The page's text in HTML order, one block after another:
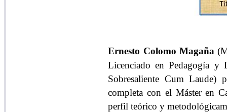
Ernesto Colomo Magaña
Licenciado en Pedagogía y
Sobresaliente Cum Laude)
completa con el Máster en
perfil teórico y